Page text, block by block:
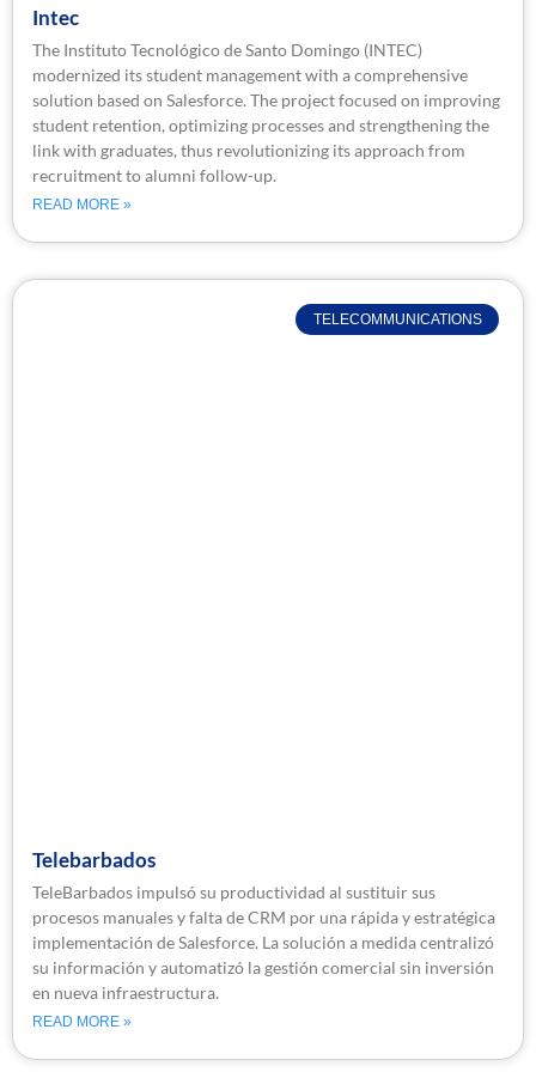
Intec
The Instituto Tecnológico de Santo Domingo (INTEC)
modernized its student management with a comprehensive
solution based on Salesforce. The project focused on improving
student retention, optimizing processes and strengthening the
link with graduates, thus revolutionizing its approach from
recruitment to alumni follow-up.
READ MORE »
TELECOMMUNICATIONS
Telebarbados
TeleBarbados impulsó su productividad al sustituir sus
procesos manuales y falta de CRM por una rápida y estratégica
implementación de Salesforce. La solución a medida centralizó
su información y automatizó la gestión comercial sin inversión
en nueva infraestructura.
READ MORE »